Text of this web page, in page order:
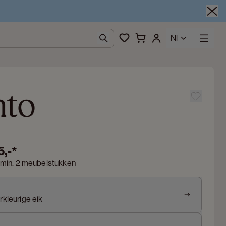
Nl
*
2 meubelstukken
eik